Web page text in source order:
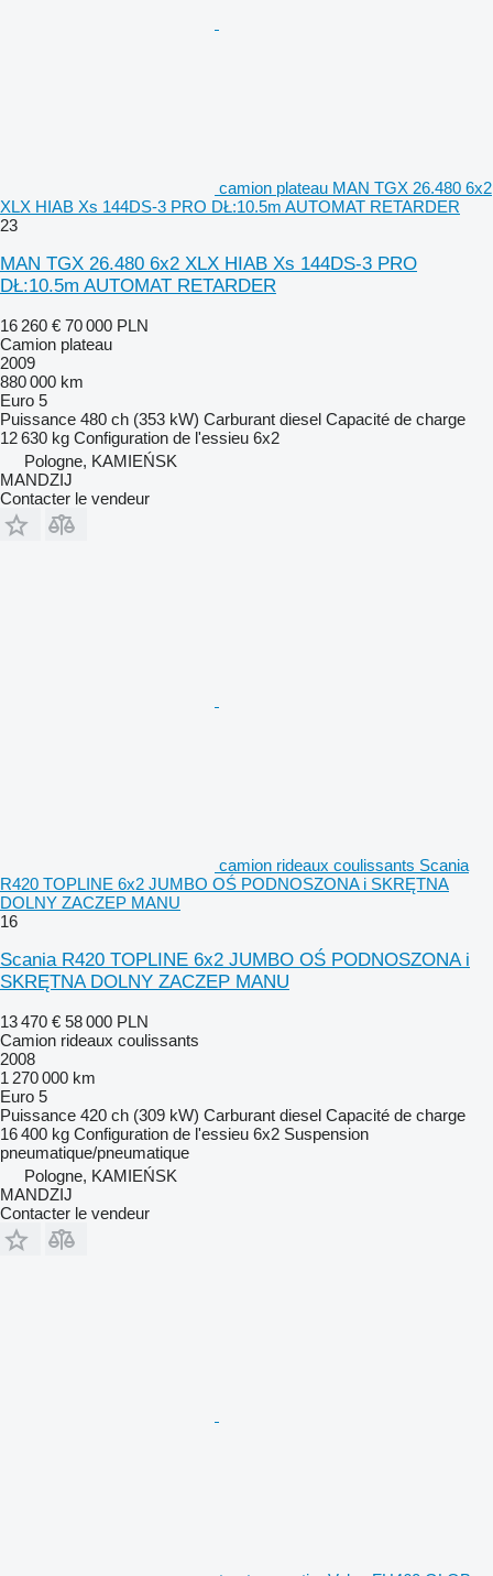
camion plateau MAN TGX 26.480 6x2
XLX HIAB Xs 144DS-3 PRO DŁ:10.5m AUTOMAT RETARDER
23
MAN TGX 26.480 6x2 XLX HIAB Xs 144DS-3 PRO
DŁ:10.5m AUTOMAT RETARDER
16 260 € 70 000 PLN
Camion plateau
2009
880 000 km
Euro 5
Puissance 480 ch (353 kW) Carburant diesel Capacité de charge
12 630 kg Configuration de l'essieu 6x2
Pologne, KAMIEŃSK
MANDZIJ
Contacter le vendeur
camion rideaux coulissants Scania
R420 TOPLINE 6x2 JUMBO OŚ PODNOSZONA i SKRĘTNA
DOLNY ZACZEP MANU
16
Scania R420 TOPLINE 6x2 JUMBO OŚ PODNOSZONA i
SKRĘTNA DOLNY ZACZEP MANU
13 470 € 58 000 PLN
Camion rideaux coulissants
2008
1 270 000 km
Euro 5
Puissance 420 ch (309 kW) Carburant diesel Capacité de charge
16 400 kg Configuration de l'essieu 6x2 Suspension
pneumatique/pneumatique
Pologne, KAMIEŃSK
MANDZIJ
Contacter le vendeur